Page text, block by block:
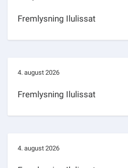
Fremlysning Ilulissat
4. august 2026
Fremlysning Ilulissat
4. august 2026